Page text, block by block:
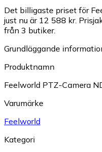
Det billigaste priset för
just nu är 12 588 kr.
från 3 butiker.
Grundläggande
Produktnamn
Feelworld PTZ-Camera
Varumärke
Feelworld
Kategori